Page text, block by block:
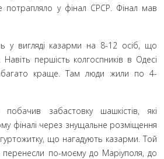
потрапляло у фінал СРСР. Фінал мав
у вигляді казарми на 8-12 осіб, що
першість колгоспників в Одесі
краще. Там люди жили по 4-
забастовку шашкістів, які
фіналі через знущальне розміщення
гуртожитку, що нагадують казарми. Той
перенесли по-моєму до Маріуполя, до